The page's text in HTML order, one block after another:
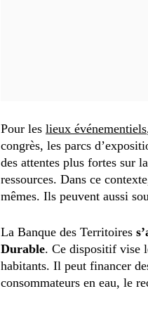
Pour les lieux événementiels
congrès, les parcs
des attentes plus fortes sur
ressources. Dans ce
mêmes. Ils peuvent aussi
La Banque des Territoires
Durable. Ce dispositif vise
habitants. Il peut financer
consommateurs en eau, le